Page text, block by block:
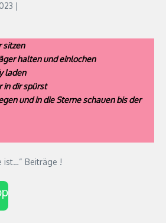
|
sitzen
halten und einlochen
laden
in dir spürst
und in die Sterne schauen bis der
ist…“ Beiträge !